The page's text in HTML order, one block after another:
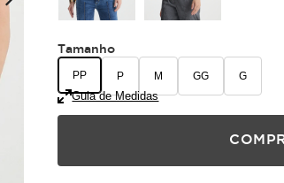
Tamanho
PP P M GG G
Guia de Medidas